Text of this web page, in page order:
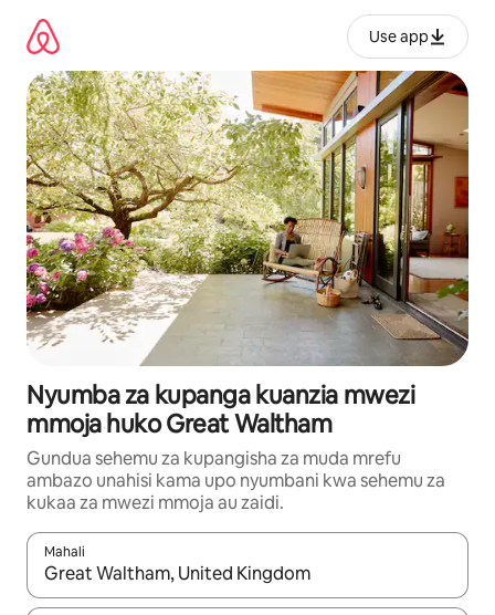
kwenda
kwenye
maudhui
Use app
Nyumba za kupanga kuanzia mwezi
mmoja huko Great Waltham
Gundua sehemu za kupangisha za muda mrefu
ambazo unahisi kama upo nyumbani kwa sehemu za
kukaa za mwezi mmoja au zaidi.
Mahali
Wakati matokeo yanapatikana, vinjari kwa kutumia vitufe vya